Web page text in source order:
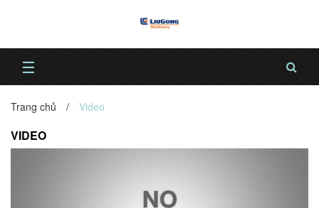
☰
Trang chủ / Video
VIDEO